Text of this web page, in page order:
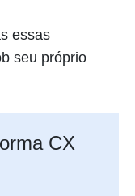
essas
seu próprio
CX